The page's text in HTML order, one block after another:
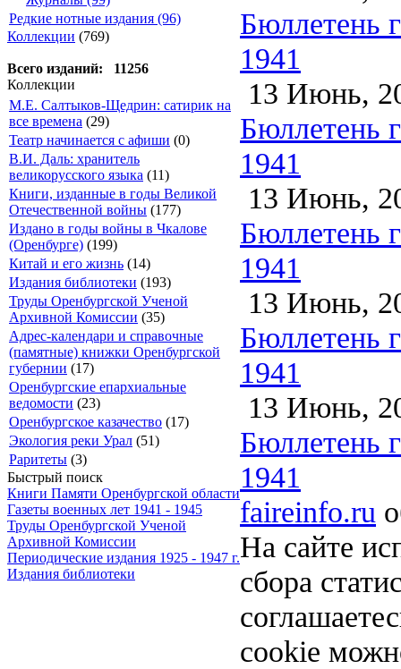
Редкие нотные издания (96)
Коллекции (769)
Всего изданий: 11256
Коллекции
М.Е. Салтыков-Щедрин: сатирик на
все времена (29)
Театр начинается с афиши (0)
В.И. Даль: хранитель
великорусского языка (11)
Книги, изданные в годы Великой
Отечественной войны (177)
Издано в годы войны в Чкалове
(Оренбурге) (199)
Китай и его жизнь (14)
Издания библиотеки (193)
Труды Оренбургской Ученой
Архивной Комиссии (35)
Адрес-календари и справочные
(памятные) книжки Оренбургской
губернии (17)
Оренбургские епархиальные
ведомости (23)
Оренбургское казачество (17)
Экология реки Урал (51)
Раритеты (3)
Быстрый поиск
Книги Памяти Оренбургской области
Газеты военных лет 1941 - 1945
Труды Оренбургской Ученой
Архивной Комиссии
Периодические издания 1925 - 1947 г.
Издания библиотеки
Бюллетень
1941
13 Июнь,
Бюллетень
1941
13 Июнь,
Бюллетень
1941
13 Июнь,
Бюллетень
1941
13 Июнь,
Бюллетень
1941
faireinfo.ru
На сайте
сбора
cookie